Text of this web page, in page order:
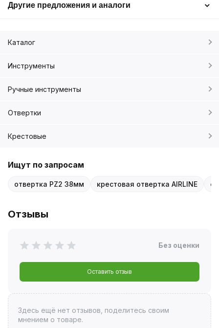
Другие предложения и аналоги
Каталог
Инструменты
Ручные инструменты
Отвертки
Крестовые
Ищут по запросам
отвертка PZ2 38мм крестовая отвертка AIRLINE
Отзывы
Без оценки
Оставить отзыв
Здесь ещё нет отзывов, поделитесь своим
мнением о товаре.